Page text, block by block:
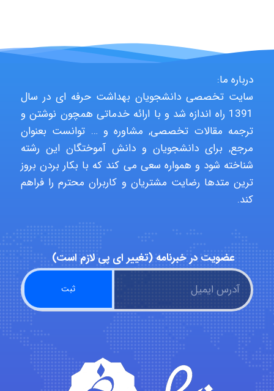
aghajari vahid
Poubakhtiari
Alirez0990
hosein abdolvand
Kati
درباره ما:
سایت تخصصی دانشجویان بهداشت حرفه ای در سال
1391 راه اندازه شد و با ارائه خدماتی همچون نوشتن و
ترجمه مقالات تخصصی, مشاوره و … توانست بعنوان
مرجع, برای دانشجویان و دانش آموختگان این رشته
شناخته شود و همواره سعی می کند که با بکار بردن بروز
ترین متدها رضایت مشتریان و کاربران محترم را فراهم
کند.
عضویت در خبرنامه (تغییر ای پی لازم است)